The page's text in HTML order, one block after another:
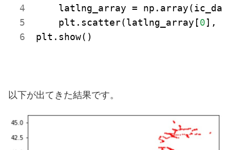
latlng_array =
    plt.scatter(latlng_array[
0],
plt.show()
以下が出てきた結果です。